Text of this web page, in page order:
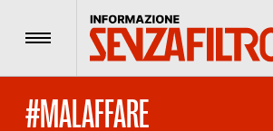
Menu
#MALAFFARE